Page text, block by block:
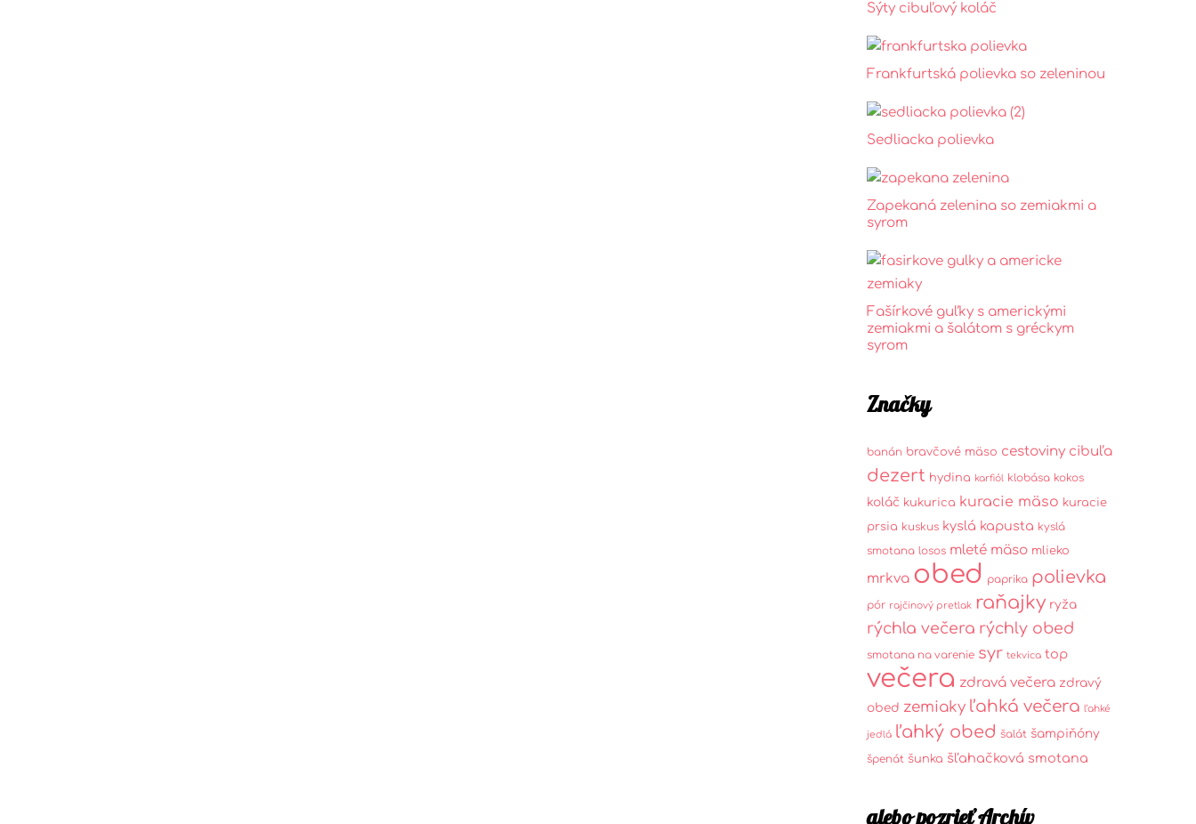
Sýty cibuľový koláč
Frankfurtská polievka so zeleninou
Sedliacka polievka
Zapekaná zelenina so zemiakmi a
syrom
Fašírkové guľky s americkými
zemiakmi a šalátom s gréckym
syrom
Značky
banán bravčové mäso cestoviny cibuľa
dezert hydina karfiól klobása kokos
koláč kukurica kuracie mäso kuracie
prsia kuskus kyslá kapusta kyslá
smotana losos mleté mäso mlieko
mrkva obed paprika polievka
pór rajčinový pretlak raňajky ryža
rýchla večera rýchly obed
smotana na varenie syr tekvica top
večera zdravá večera zdravý
obed zemiaky ľahká večera ľahké
jedlá ľahký obed šalát šampiňóny
špenát šunka šľahačková smotana
alebo pozrieť Archív